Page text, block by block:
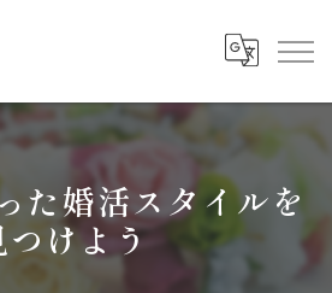
た婚活スタイルを
つけよう